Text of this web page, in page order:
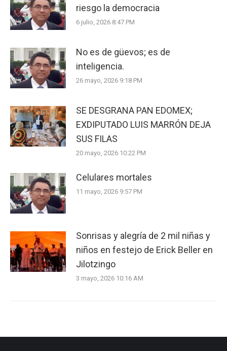
riesgo la democracia
6 julio, 2026 8:47 PM
No es de güevos; es de
inteligencia.
26 mayo, 2026 9:18 PM
SE DESGRANA PAN EDOMEX;
EXDIPUTADO LUIS MARRÓN DEJA
SUS FILAS
20 mayo, 2026 10:22 PM
Celulares mortales
11 mayo, 2026 9:57 PM
Sonrisas y alegría de 2 mil niñas y
niños en festejo de Erick Beller en
Jilotzingo
3 mayo, 2026 10:16 AM